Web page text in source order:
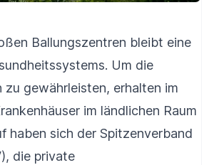
Ballungszentren bleibt eine
Um die
gewährleisten, erhalten im
im ländlichen Raum
haben sich der Spitzenverband
die private